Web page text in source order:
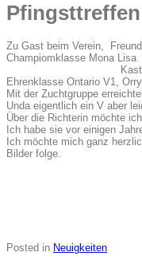
Zu Gast beim Verein,
Champiomklasse
Kastraten
Ehrenklasse
Mit der Zuchtgruppe
Unda eigentlich ein V aber
Über die Richterin möchte
Ich habe sie vor einigen
Ich möchte mich ganz
Bilder folge.
Posted in Neuigkeiten